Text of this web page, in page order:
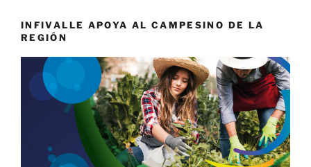
INFIVALLE APOYA AL CAMPESINO DE LA
REGIÓN